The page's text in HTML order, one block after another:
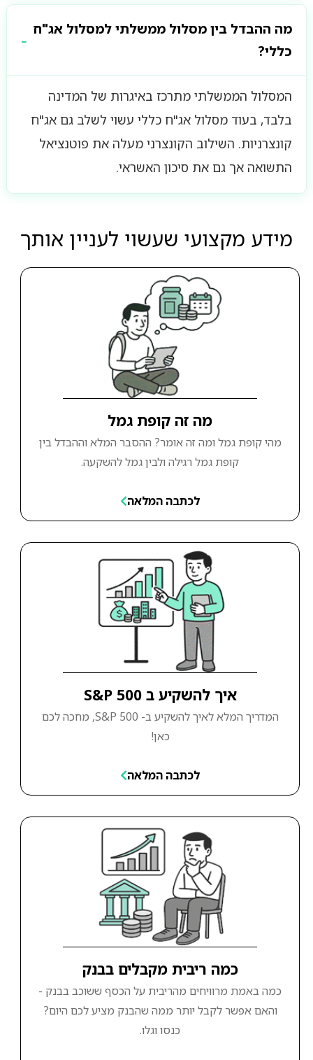
מה ההבדל בין מסלול ממשלתי למסלול אג"ח
כללי?
המסלול הממשלתי מתרכז באיגרות של המדינה
בלבד, בעוד מסלול אג"ח כללי עשוי לשלב גם אג"ח
קונצרניות. השילוב הקונצרני מעלה את פוטנציאל
התשואה אך גם את סיכון האשראי.
מידע מקצועי שעשוי לעניין אותך
מה זה קופת גמל
מהי קופת גמל ומה זה אומר? ההסבר המלא וההבדל בין
קופת גמל רגילה ולבין גמל להשקעה.
לכתבה המלאה
איך להשקיע ב S&P 500
המדריך המלא לאיך להשקיע ב- S&P 500, מחכה לכם
כאן!
לכתבה המלאה
כמה ריבית מקבלים בבנק
כמה באמת מרוויחים מהריבית על הכסף ששוכב בבנק -
והאם אפשר לקבל יותר ממה שהבנק מציע לכם היום?
כנסו וגלו.